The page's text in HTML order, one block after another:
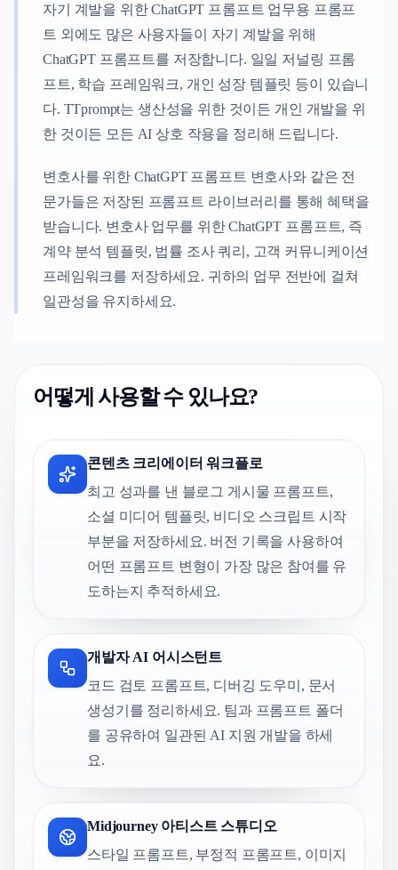
자기 계발을 위한 ChatGPT 프롬프트 업무용 프롬프
트 외에도 많은 사용자들이 자기 계발을 위해
ChatGPT 프롬프트를 저장합니다. 일일 저널링 프롬
프트, 학습 프레임워크, 개인 성장 템플릿 등이 있습니
다. TTprompt는 생산성을 위한 것이든 개인 개발을 위
한 것이든 모든 AI 상호 작용을 정리해 드립니다.
변호사를 위한 ChatGPT 프롬프트 변호사와 같은 전
문가들은 저장된 프롬프트 라이브러리를 통해 혜택을
받습니다. 변호사 업무를 위한 ChatGPT 프롬프트, 즉
계약 분석 템플릿, 법률 조사 쿼리, 고객 커뮤니케이션
프레임워크를 저장하세요. 귀하의 업무 전반에 걸쳐
일관성을 유지하세요.
어떻게 사용할 수 있나요?
콘텐츠 크리에이터 워크플로
최고 성과를 낸 블로그 게시물 프롬프트,
소셜 미디어 템플릿, 비디오 스크립트 시작
부분을 저장하세요. 버전 기록을 사용하여
어떤 프롬프트 변형이 가장 많은 참여를 유
도하는지 추적하세요.
개발자 AI 어시스턴트
코드 검토 프롬프트, 디버깅 도우미, 문서
생성기를 정리하세요. 팀과 프롬프트 폴더
를 공유하여 일관된 AI 지원 개발을 하세
요.
Midjourney 아티스트 스튜디오
스타일 프롬프트, 부정적 프롬프트, 이미지